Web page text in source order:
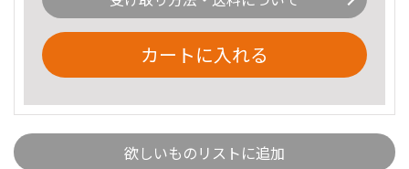
カートに入れる
欲しいものリストに追加